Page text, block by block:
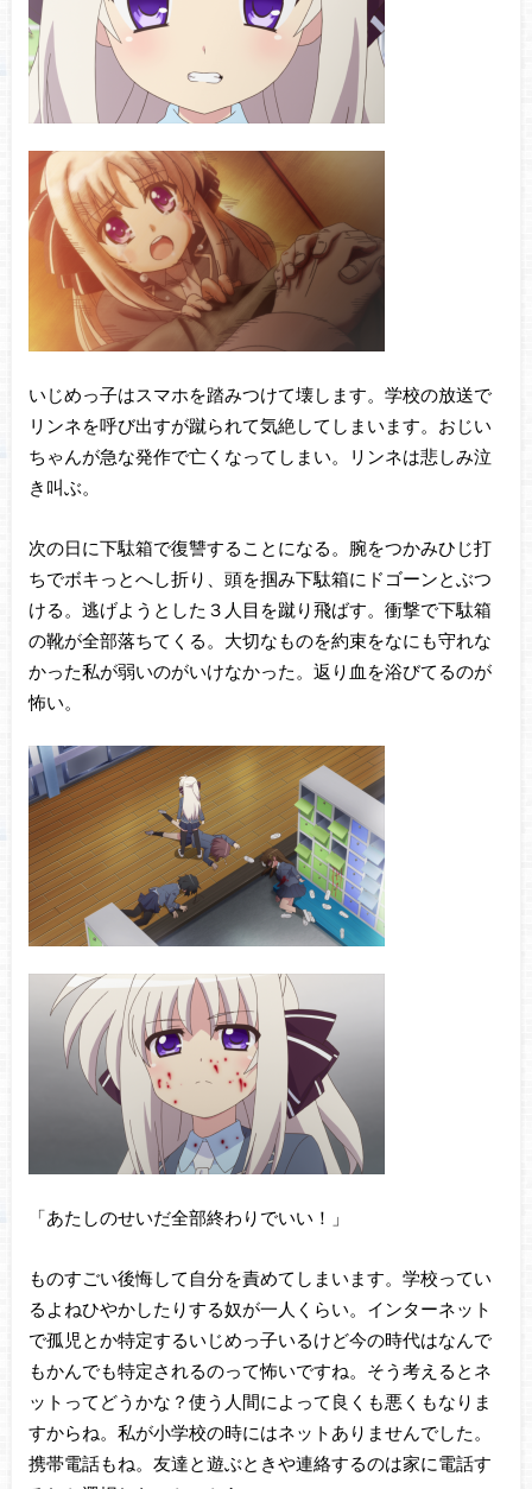
いじめっ子はスマホを踏みつけて壊します。学校の放送で
リンネを呼び出すが蹴られて気絶してしまいます。おじい
ちゃんが急な発作で亡くなってしまい。リンネは悲しみ泣
き叫ぶ。
次の日に下駄箱で復讐することになる。腕をつかみひじ打
ちでボキっとへし折り、頭を掴み下駄箱にドゴーンとぶつ
ける。逃げようとした３人目を蹴り飛ばす。衝撃で下駄箱
の靴が全部落ちてくる。大切なものを約束をなにも守れな
かった私が弱いのがいけなかった。返り血を浴びてるのが
怖い。
「あたしのせいだ全部終わりでいい！」
ものすごい後悔して自分を責めてしまいます。学校ってい
るよねひやかしたりする奴が一人くらい。インターネット
で孤児とか特定するいじめっ子いるけど今の時代はなんで
もかんでも特定されるのって怖いですね。そう考えるとネ
ットってどうかな？使う人間によって良くも悪くもなりま
すからね。私が小学校の時にはネットありませんでした。
携帯電話もね。友達と遊ぶときや連絡するのは家に電話す